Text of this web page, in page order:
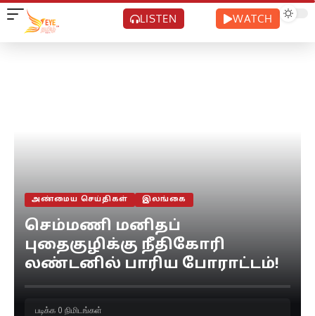
LISTEN WATCH
அண்மைய செய்திகள் இலங்கை
செம்மணி மனிதப்
புதைகுழிக்கு நீதிகோரி
லண்டனில் பாரிய போராட்டம்!
படிக்க 0 நிமிடங்கள்